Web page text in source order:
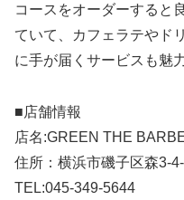
コースをオーダーすると
ていて、カフェラテやド
に手が届くサービスも魅
■店舗情報
店名:GREEN THE
住所：横浜市磯子区森3-
TEL:045-349-5644